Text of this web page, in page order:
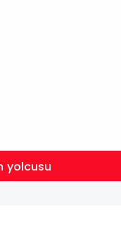
yolcusu